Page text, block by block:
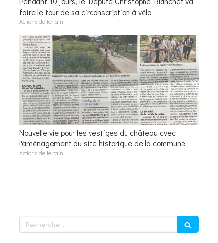
faire le tour de sa circonscription à vélo
Actions de terrain
Nouvelle vie pour les vestiges du château avec
l'aménagement du site historique de la commune
Actions de terrain
Rechercher